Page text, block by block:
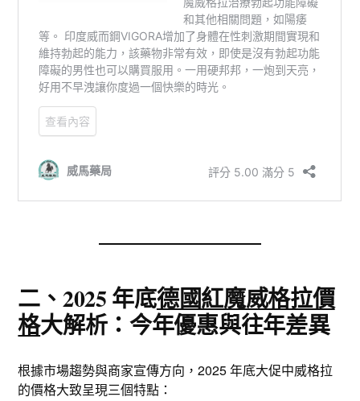
二、2025 年底德國紅魔威格拉價
格大解析：今年優惠與往年差異
根據市場趨勢與商家宣傳方向，2025 年底大促中威格拉
的價格大致呈現三個特點：